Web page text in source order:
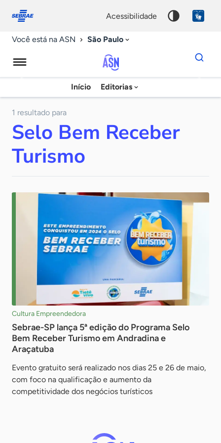
conosco
acessibilidade
Você está na ASN São Paulo
Agência
Sebrae
Notícias
Início Editorias
Dados
para
chave
1 resultado para
Selo Bem Receber
Turismo
Cultura Empreendedora
Sebrae-SP lança 5ª edição do Programa Selo
Bem Receber Turismo em Andradina e
Araçatuba
Evento gratuito será realizado nos dias 25 e 26 de maio,
com foco na qualificação e aumento da
competitividade dos negócios turísticos